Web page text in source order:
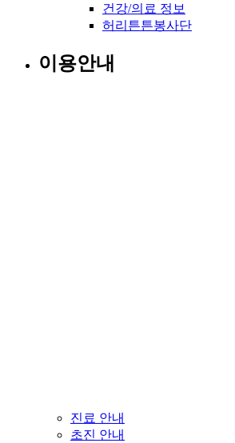
건강/의료 정보
허리튼튼봉사단
이용안내
진료 안내
초진 안내